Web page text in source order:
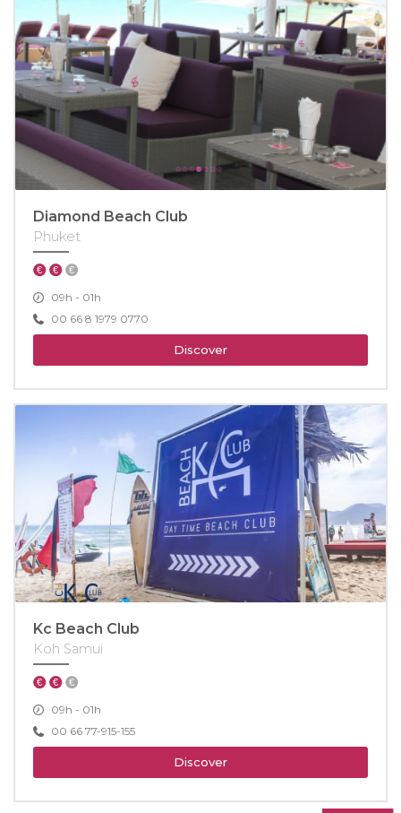
Diamond Beach Club
Phuket
09h - 01h
00 66 8 1979 0770
Discover
Kc Beach Club
Koh Samui
09h - 01h
00 66 77-915-155
Discover